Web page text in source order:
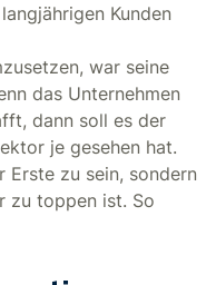
Kunden
war seine
das Unternehmen
dann soll es der
je gesehen hat.
Erste zu sein, sondern
zu toppen ist. So